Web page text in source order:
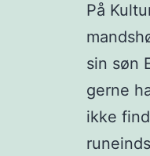
På
sin søn
gerne
ikke